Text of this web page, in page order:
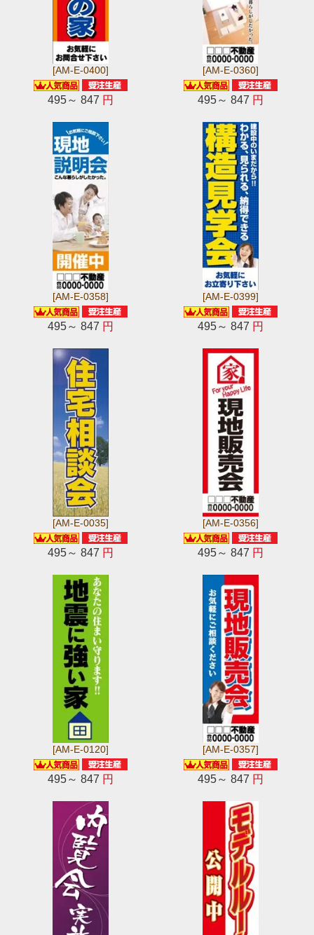
[AM-E-0400]
495～ 847 円
[AM-E-0360]
495～ 847 円
[AM-E-0358]
495～ 847 円
[AM-E-0399]
495～ 847 円
[AM-E-0035]
495～ 847 円
[AM-E-0356]
495～ 847 円
[AM-E-0120]
495～ 847 円
[AM-E-0357]
495～ 847 円